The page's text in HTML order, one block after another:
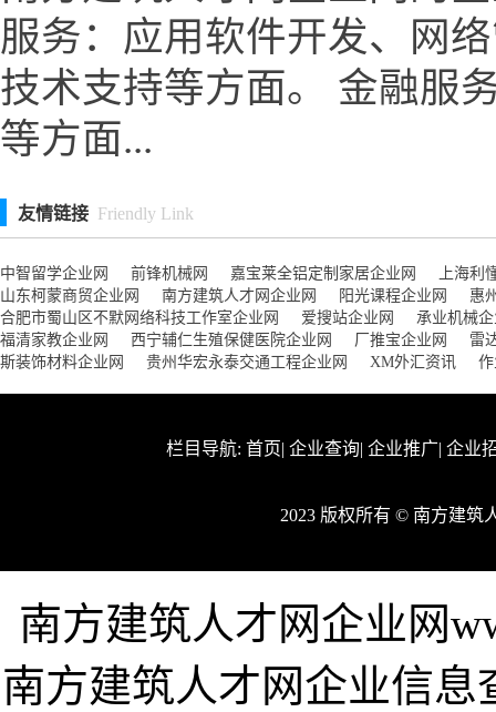
服务：应用软件开发、网
技术支持等方面。 金融服
等方面...
友情链接 Friendly Link
中智留学企业网 前锋机械网 嘉宝莱全铝定制家居企业网
上海利
山东柯蒙商贸企业网
南方建筑人才网企业网 阳光课程企业网
惠
合肥市蜀山区不默网络科技工作室企业网
爱搜站企业网
承业机械
福清家教企业网
西宁辅仁生殖保健医院企业网 厂推宝企业网
雷
斯装饰材料企业网
贵州华宏永泰交通工程企业网 XM外汇资讯
栏目导航: 首页| 企业查询| 企业推广| 企业
2023 版权所有 © 南方建
南方建筑人才网企业网
南方建筑人才网企业信